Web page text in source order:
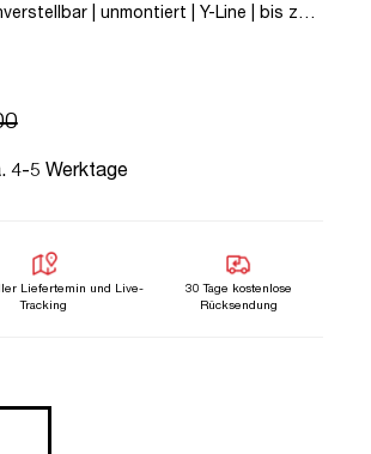
| unmontiert | Y-Line | bis zu
| TÜV© mobiles Arbeiten |
| Kindersicherung
4-5 Werktage
Liefertemin und Live-
Tracking
30 Tage kostenlose
Rücksendung